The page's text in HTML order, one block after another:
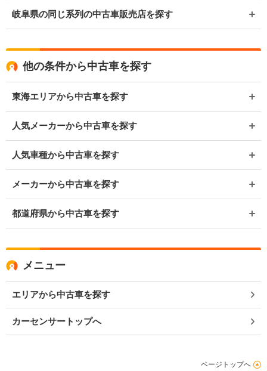
岐阜県の同じ系列の中古車販売店を探す
他の条件から中古車を探す
東海エリアから中古車を探す
人気メーカーから中古車を探す
人気車種から中古車を探す
メーカーから中古車を探す
都道府県から中古車を探す
メニュー
エリアから中古車を探す
カーセンサートップへ
ページトップへ